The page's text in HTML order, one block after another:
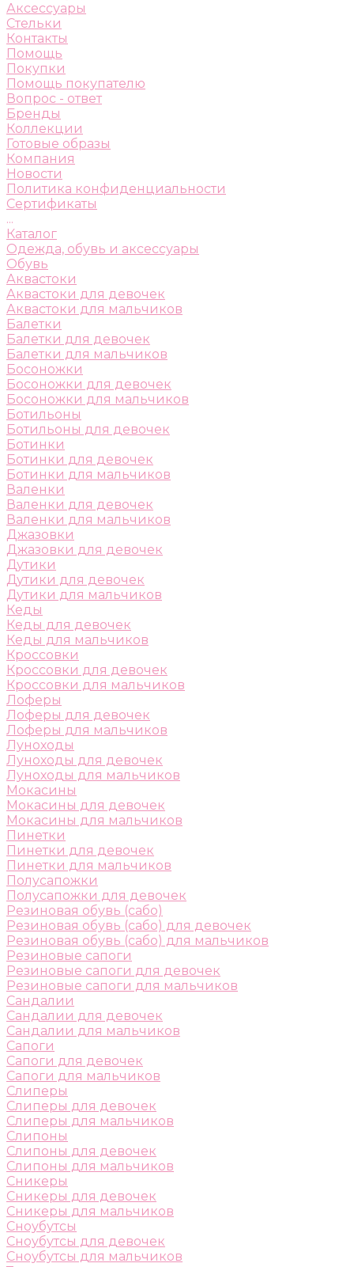
Аксессуары
Стельки
Контакты
Помощь
Покупки
Помощь покупателю
Вопрос - ответ
Бренды
Коллекции
Готовые образы
Компания
Новости
Политика конфиденциальности
Сертификаты
...
Каталог
Одежда, обувь и аксессуары
Обувь
Аквастоки
Аквастоки для девочек
Аквастоки для мальчиков
Балетки
Балетки для девочек
Балетки для мальчиков
Босоножки
Босоножки для девочек
Босоножки для мальчиков
Ботильоны
Ботильоны для девочек
Ботинки
Ботинки для девочек
Ботинки для мальчиков
Валенки
Валенки для девочек
Валенки для мальчиков
Джазовки
Джазовки для девочек
Дутики
Дутики для девочек
Дутики для мальчиков
Кеды
Кеды для девочек
Кеды для мальчиков
Кроссовки
Кроссовки для девочек
Кроссовки для мальчиков
Лоферы
Лоферы для девочек
Лоферы для мальчиков
Луноходы
Луноходы для девочек
Луноходы для мальчиков
Мокасины
Мокасины для девочек
Мокасины для мальчиков
Пинетки
Пинетки для девочек
Пинетки для мальчиков
Полусапожки
Полусапожки для девочек
Резиновая обувь (сабо)
Резиновая обувь (сабо) для девочек
Резиновая обувь (сабо) для мальчиков
Резиновые сапоги
Резиновые сапоги для девочек
Резиновые сапоги для мальчиков
Сандалии
Сандалии для девочек
Сандалии для мальчиков
Сапоги
Сапоги для девочек
Сапоги для мальчиков
Слиперы
Слиперы для девочек
Слиперы для мальчиков
Слипоны
Слипоны для девочек
Слипоны для мальчиков
Сникеры
Сникеры для девочек
Сникеры для мальчиков
Сноубутсы
Сноубутсы для девочек
Сноубутсы для мальчиков